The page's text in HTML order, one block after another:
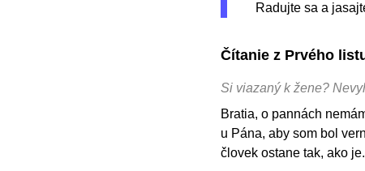
Radujte sa a
Čítanie z Prvého
Si viazaný k žene?
Bratia, o pannách
u Pána, aby som bol
človek ostane tak, ako je.